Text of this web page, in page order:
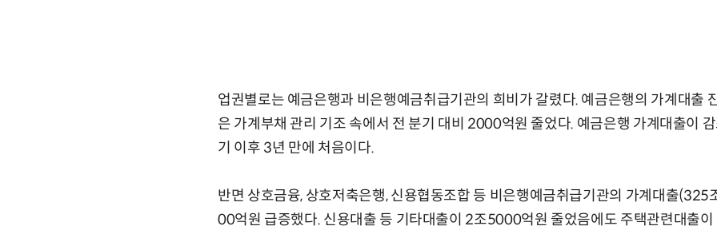
업권별로는 예금은행과 비은행예금취급기관의 희비가 갈렸다. 예금은행의 가계대
은 가계부채 관리 기조 속에서 전 분기 대비 2000억원 줄었다. 예금은행 가계대출이
기 이후 3년 만에 처음이다.
반면 상호금융, 상호저축은행, 신용협동조합 등 비은행예금취급기관의 가계대출(325
00억원 급증했다. 신용대출 등 기타대출이 2조5000억원 줄었음에도 주택관련대출